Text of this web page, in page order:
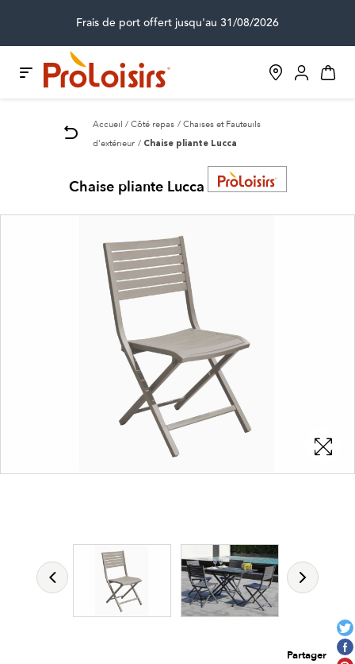
Frais de port offert jusqu'au 31/08/2026
Accueil Côté repas
Chaises et Fauteuils
d'extérieur
Chaise pliante Lucca
Chaise pliante Lucca
Partager